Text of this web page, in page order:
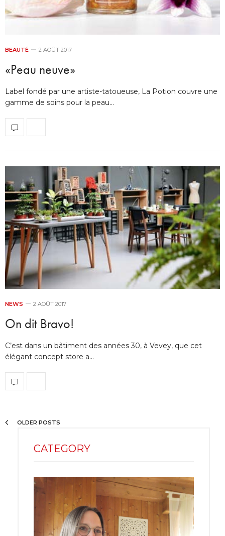
BEAUTÉ 2 AOÛT 2017
«Peau neuve»
Label fondé par une artiste-tatoueuse, La Potion couvre une
gamme de soins pour la peau…
NEWS 2 AOÛT 2017
On dit Bravo!
C’est dans un bâtiment des années 30, à Vevey, que cet
élégant concept store a…
OLDER POSTS
CATEGORY